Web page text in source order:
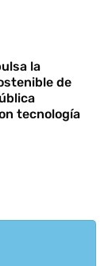
la
de
tecnología